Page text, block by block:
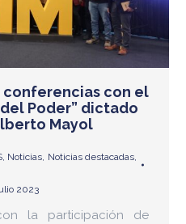
conferencias con el
Poder” dictado
Mayol
, Noticias, Noticias destacadas,
2023
la participación de